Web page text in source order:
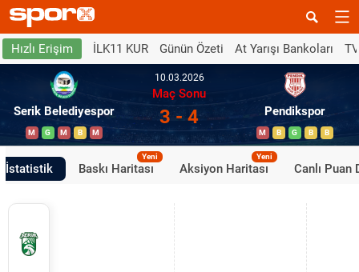
Hızlı Erişim İLK11 KUR Günün Özeti At Yarışı Bankoları
Serik Belediyespor
M G M B M
10.03.2026
Maç Sonu
3 - 4 Pendikspor
M B G B B
İstatistik Baskı Haritası
Yeni
Aksiyon Haritası
Yeni
Canlı Puan